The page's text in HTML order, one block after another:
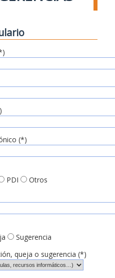
(*)
PDI
Otros
Sugerencia
queja o sugerencia (*)